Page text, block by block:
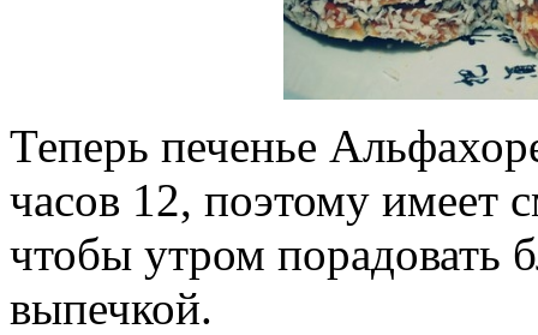
Теперь печенье
часов 12, поэтому имеет
чтобы утром порадовать
выпечкой.